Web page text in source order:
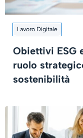
Lavoro Digitale
Obiettivi ESG
ruolo
sostenibilità